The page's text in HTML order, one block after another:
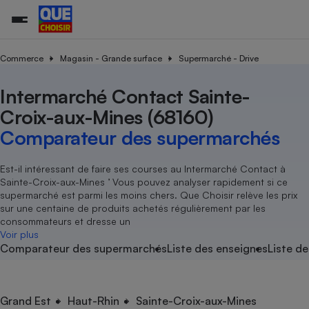
Commerce Magasin - Grande surface Supermarché - Drive
Intermarché Contact Sainte-
Croix-aux-Mines (68160)
Comparateur des supermarchés
Est-il intéressant de faire ses courses au Intermarché Contact à
Sainte-Croix-aux-Mines ’ Vous pouvez analyser rapidement si ce
supermarché est parmi les moins chers. Que Choisir relève les prix
sur une centaine de produits achetés régulièrement par les
consommateurs et dresse un
Voir plus
Comparateur des supermarchésListe des enseignesListe
Grand Est Haut-Rhin Sainte-Croix-aux-Mines
Agriculture
Produit alimentaire
Achat - Vente - Location
Carburant
Magasin - Grande surface
Marketing - Fidélisation
Organismes de défense
Système judiciaire
Air
Eau
Achat - Vente - Travaux
Copropriété
Location
Sport
Vacances - Tourisme
électrique
Démarche administrative
Famille
Senior
Service marchand
Train
Transport aérien
Toutes les actualités
Enquêtes
Guides d'achat
Conseils
Brèves
Tous les services
Soumettre un litige
Lettres types
Rencontrer une association locale
Tous nos combats
Nos actions
Nos grandes victoires
Les billets de la présidente
Nos associations locales
Nous rejoindre
En savoir plus sur Que Choisir Ensemble
?
L’association
Nos missions
Notre méthodologie
Notre financement
Nos partenaires
Nous rejoindre